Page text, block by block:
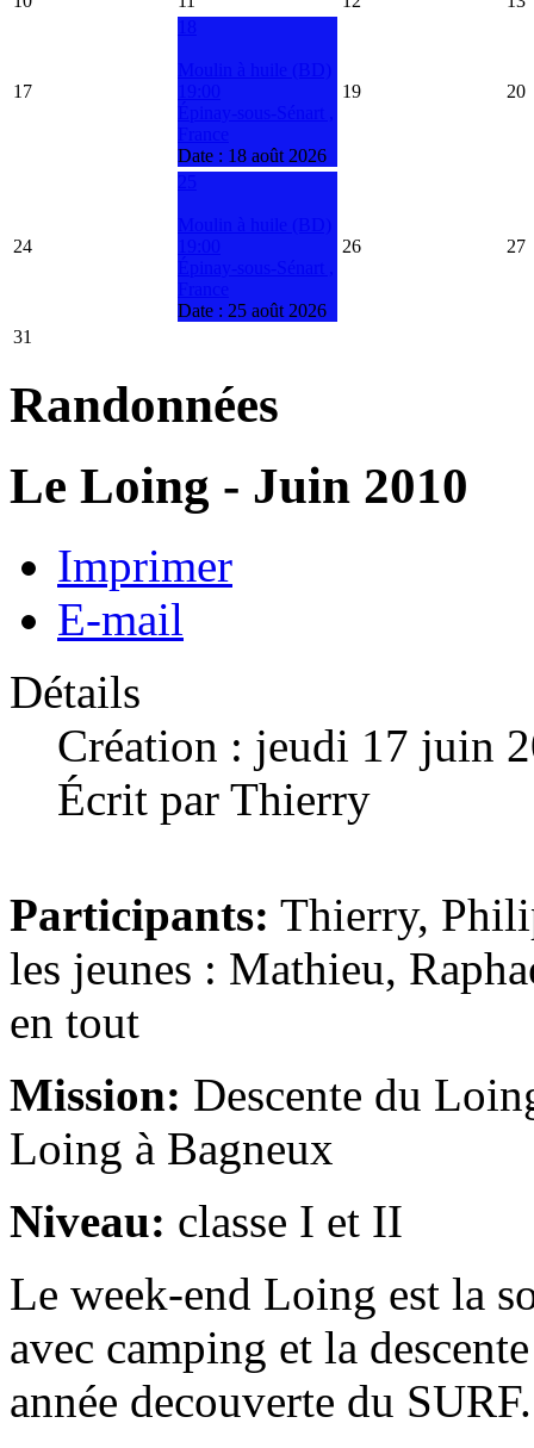
17
Date : 18 août 2026
19 20
24
Date : 25 août 2026
26 27
31
Randonnées
Le Loing - Juin 2010
Imprimer
E-mail
Détails
Création : jeudi 17 juin
Écrit par Thierry
Participants: Thierry,
les jeunes : Mathieu,
en tout
Mission: Descente du
Loing à Bagneux
Niveau: classe I et II
Le week-end Loing est la
avec camping et la
année decouverte du SURF.